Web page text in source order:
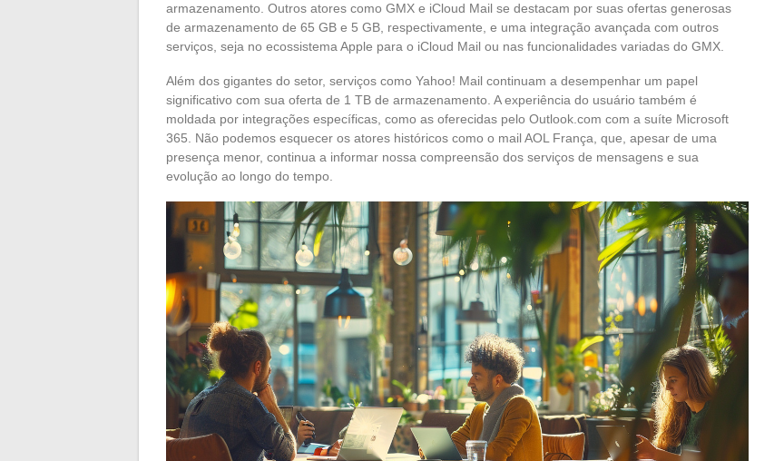
armazenamento. Outros atores como GMX e iCloud Mail se destacam por suas ofertas generosas
de armazenamento de 65 GB e 5 GB, respectivamente, e uma integração avançada com outros
serviços, seja no ecossistema Apple para o iCloud Mail ou nas funcionalidades variadas do GMX.
Além dos gigantes do setor, serviços como Yahoo! Mail continuam a desempenhar um papel
significativo com sua oferta de 1 TB de armazenamento. A experiência do usuário também é
moldada por integrações específicas, como as oferecidas pelo Outlook.com com a suíte Microsoft
365. Não podemos esquecer os atores históricos como o mail AOL França, que, apesar de uma
presença menor, continua a informar nossa compreensão dos serviços de mensagens e sua
evolução ao longo do tempo.